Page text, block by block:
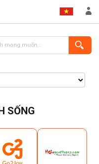
ĐĂNG KÝ
SỐNG